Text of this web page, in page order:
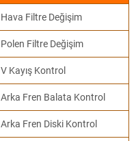
Hava Filtre Değişim
Polen Filtre Değişim
V Kayış Kontrol
Arka Fren Balata Kontrol
Arka Fren Diski Kontrol